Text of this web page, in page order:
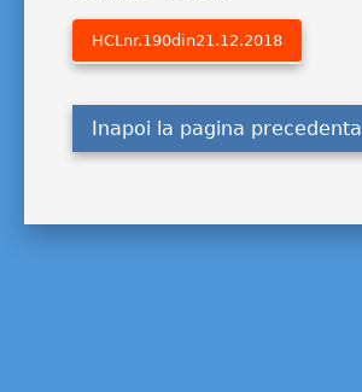
HCLnr.190din21.12.2018
Inapoi la pagina precedenta